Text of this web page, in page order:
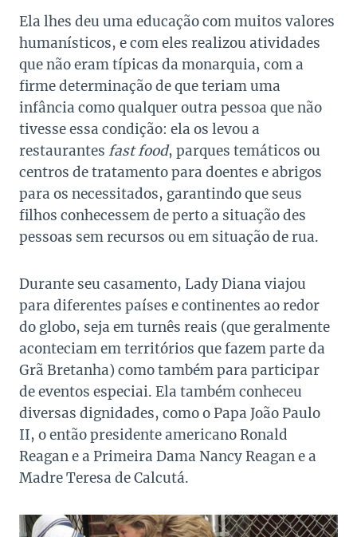
Ela lhes deu uma educação com muitos valores
humanísticos, e com eles realizou atividades
que não eram típicas da monarquia, com a
firme determinação de que teriam uma
infância como qualquer outra pessoa que não
tivesse essa condição: ela os levou a
restaurantes fast food, parques temáticos ou
centros de tratamento para doentes e abrigos
para os necessitados, garantindo que seus
filhos conhecessem de perto a situação des
pessoas sem recursos ou em situação de rua.
Durante seu casamento, Lady Diana viajou
para diferentes países e continentes ao redor
do globo, seja em turnês reais (que geralmente
aconteciam em territórios que fazem parte da
Grã Bretanha) como também para participar
de eventos especiai. Ela também conheceu
diversas dignidades, como o Papa João Paulo
II, o então presidente americano Ronald
Reagan e a Primeira Dama Nancy Reagan e a
Madre Teresa de Calcutá.